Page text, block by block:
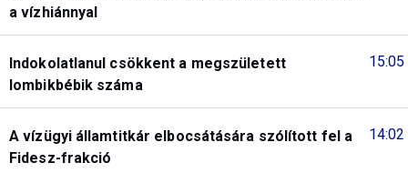
a vízhiánnyal
15:05
Indokolatlanul csökkent a megszületett
lombikbébik száma
14:02
A vízügyi államtitkár elbocsátására szólított fel a
Fidesz-frakció